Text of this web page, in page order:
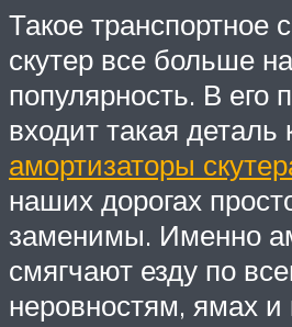
Такое транспортное
скутер все больше
популярность. В его
входит такая деталь
амортизаторы
наших дорогах
заменимы. Именно
смягчают езду по
неровностям, ямах и